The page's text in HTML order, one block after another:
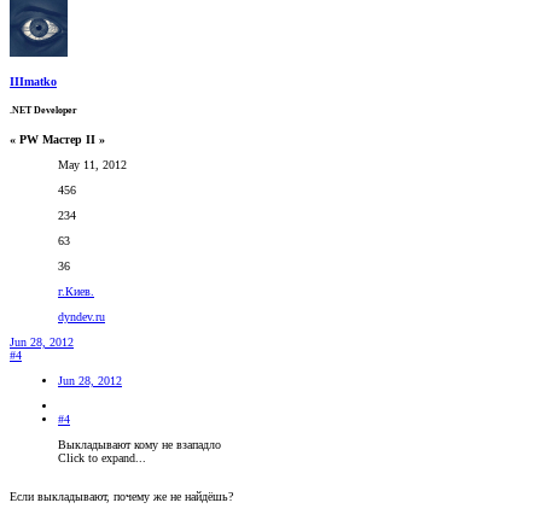
IIImatko
.NET Developer
« PW Мастер II »
May 11, 2012
456
234
63
36
г.Киев.
dyndev.ru
Jun 28, 2012
#4
Jun 28, 2012
#4
Выкладывают кому не взападло
Click to expand...
Если выкладывают, почему же не найдёшь?